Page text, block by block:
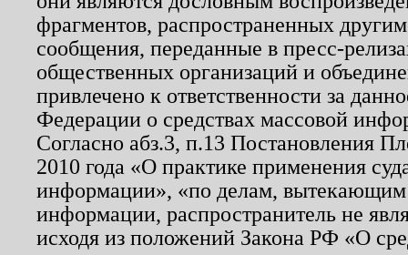
фрагментов, распространенных
сообщения, переданные в пресс-
общественных организаций и
привлечено к ответственности за
Федерации о средствах массовой
Согласно абз.3, п.13 Постановления
2010 года «О практике применения
информации», «по делам, вытекающим
информации, распространитель не
исходя из положений Закона РФ «О